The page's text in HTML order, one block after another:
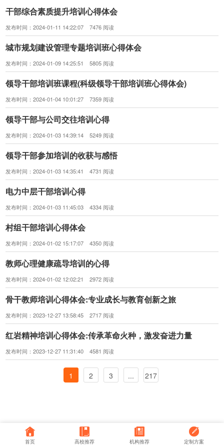
干部综合素质提升培训心得体会
发布时间：2024-01-11 14:22:07 7476 阅读
城市规划建设管理专题培训班心得体会
发布时间：2024-01-09 14:25:51 5805 阅读
领导干部培训班课程(科级领导干部培训班心得体会)
发布时间：2024-01-04 10:01:27 7359 阅读
领导干部与公司交往培训心得
发布时间：2024-01-03 14:39:14 5249 阅读
领导干部参加培训的收获与感悟
发布时间：2024-01-03 14:35:41 4731 阅读
电力中层干部培训心得
发布时间：2024-01-03 11:45:03 4334 阅读
村组干部培训心得体会
发布时间：2024-01-02 15:17:07 4350 阅读
教师心理健康疏导培训的心得
发布时间：2024-01-02 12:02:21 2972 阅读
骨干教师培训心得体会:专业成长与教育创新之旅
发布时间：2023-12-27 13:58:45 2717 阅读
红岩精神培训心得体会:传承革命火种，激发奋进力量
发布时间：2023-12-27 11:31:40 4581 阅读
1 2 3 ... 217
首页 高校推荐 机构推荐 定制方案